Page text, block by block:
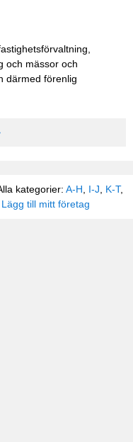
och mässor och
därmed förenlig
kategorier: A-H I-J K-T,
Lägg till mitt företag